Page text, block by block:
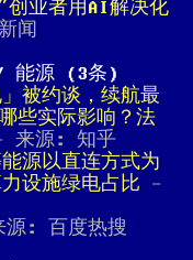
创业者用AI解决化
闻
能源 (3条)
被约谈，续航最
些实际影响？法
来源: 知乎
源以直连方式为
设施绿电占比 -
: 百度热搜